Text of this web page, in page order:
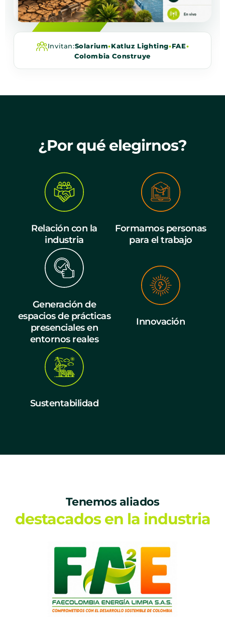
Invitan:Solarium•Katluz Lighting•FAE•
Colombia Construye
¿Por qué elegirnos?
Relación con la
industria
Formamos personas
para el trabajo
Generación de
espacios de prácticas
presenciales en
entornos reales
Innovación
Sustentabilidad
Tenemos aliados
destacados en la industria